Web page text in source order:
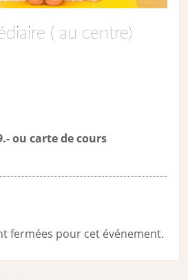
( au centre)
ou carte de cours
fermées pour cet événement.